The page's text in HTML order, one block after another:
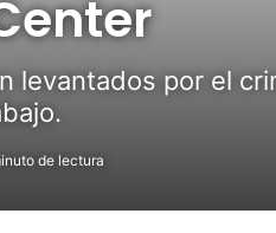
levantados por el
de lectura